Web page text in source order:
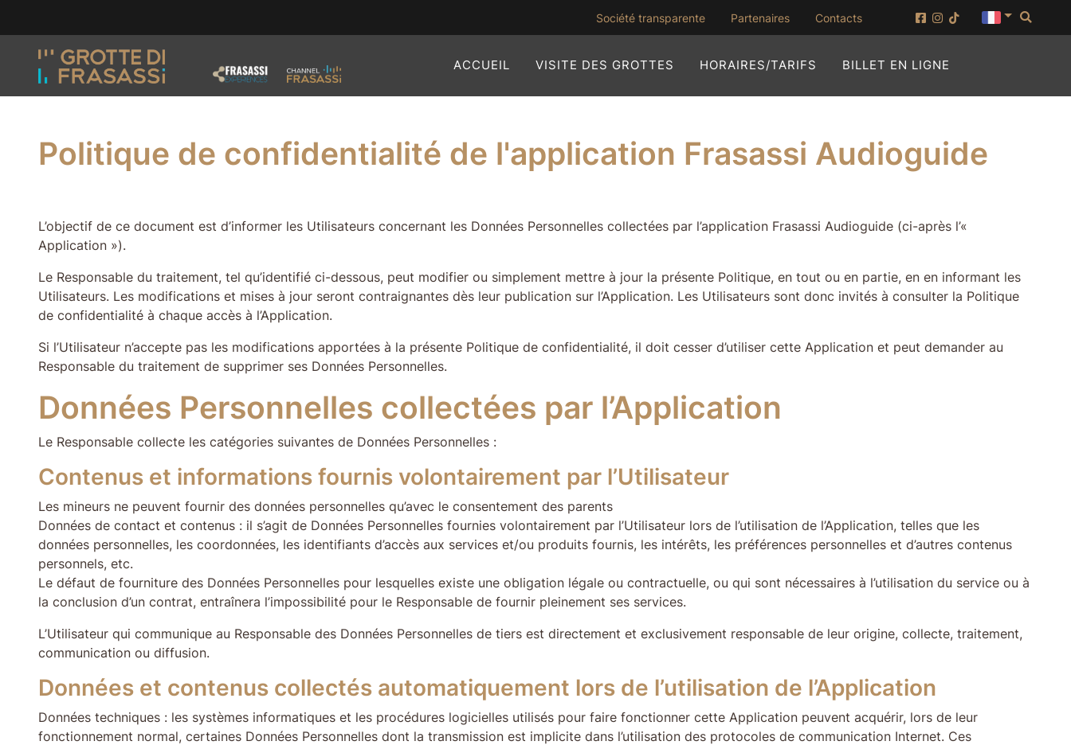
Société transparente(ouvrir dans une nouvelle fenêtre)
Partenaires Contacts
ACCUEIL VISITE DES GROTTES HORAIRES/TARIFS BILLET EN LIGNE
Politique de confidentialité de l'application Frasassi Audioguide
L’objectif de ce document est d’informer les Utilisateurs concernant les Données Personnelles collectées par l’application Frasassi Audioguide (ci-après l’«
Application »).
Le Responsable du traitement, tel qu’identifié ci-dessous, peut modifier ou simplement mettre à jour la présente Politique, en tout ou en partie, en en informant les
Utilisateurs. Les modifications et mises à jour seront contraignantes dès leur publication sur l’Application. Les Utilisateurs sont donc invités à consulter la Politique
de confidentialité à chaque accès à l’Application.
Si l’Utilisateur n’accepte pas les modifications apportées à la présente Politique de confidentialité, il doit cesser d’utiliser cette Application et peut demander au
Responsable du traitement de supprimer ses Données Personnelles.
Données Personnelles collectées par l’Application
Le Responsable collecte les catégories suivantes de Données Personnelles :
Contenus et informations fournis volontairement par l’Utilisateur
Les mineurs ne peuvent fournir des données personnelles qu’avec le consentement des parents
Données de contact et contenus : il s’agit de Données Personnelles fournies volontairement par l’Utilisateur lors de l’utilisation de l’Application, telles que les
données personnelles, les coordonnées, les identifiants d’accès aux services et/ou produits fournis, les intérêts, les préférences personnelles et d’autres contenus
personnels, etc.
Le défaut de fourniture des Données Personnelles pour lesquelles existe une obligation légale ou contractuelle, ou qui sont nécessaires à l’utilisation du service ou à
la conclusion d’un contrat, entraînera l’impossibilité pour le Responsable de fournir pleinement ses services.
L’Utilisateur qui communique au Responsable des Données Personnelles de tiers est directement et exclusivement responsable de leur origine, collecte, traitement,
communication ou diffusion.
Données et contenus collectés automatiquement lors de l’utilisation de l’Application
Données techniques : les systèmes informatiques et les procédures logicielles utilisés pour faire fonctionner cette Application peuvent acquérir, lors de leur
fonctionnement normal, certaines Données Personnelles dont la transmission est implicite dans l’utilisation des protocoles de communication Internet. Ces